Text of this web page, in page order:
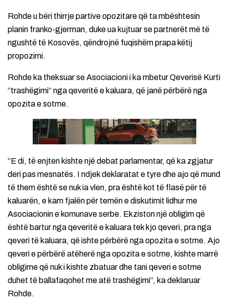
Rohde u bëri thirrje partive opozitare që ta mbështesin
planin franko-gjerman, duke ua kujtuar se partnerët më të
ngushtë të Kosovës, qëndrojnë fuqishëm prapa këtij
propozimi.
Rohde ka theksuar se Asociacioni i ka mbetur Qeverisë Kurti
“trashëgimi” nga qeveritë e kaluara, që janë përbërë nga
opozita e sotme.
“E di, të enjten kishte një debat parlamentar, që ka zgjatur
deri pas mesnatës. I ndjek deklaratat e tyre dhe ajo që mund
të them është se nuk ia vlen, pra është kot të flasë për të
kaluarën, e kam fjalën për temën e diskutimit lidhur me
Asociacionin e komunave serbe. Ekziston një obligim që
është bartur nga qeveritë e kaluara tek kjo qeveri, pra nga
qeveri të kaluara, që ishte përbërë nga opozita e sotme. Ajo
qeveri e përbërë atëherë nga opozita e sotme, kishte marrë
obligime që nuk i kishte zbatuar dhe tani qeveri e sotme
duhet të ballafaqohet me atë trashëgimi”, ka deklaruar
Rohde.